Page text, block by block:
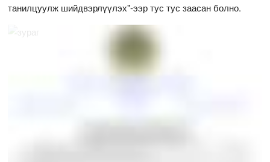
танилцуулж шийдвэрлүүлэх"-ээр тус тус заасан болно.